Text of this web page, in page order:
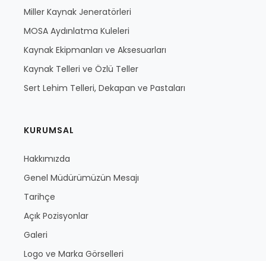
Miller Kaynak Jeneratörleri
MOSA Aydınlatma Kuleleri
Kaynak Ekipmanları ve Aksesuarları
Kaynak Telleri ve Özlü Teller
Sert Lehim Telleri, Dekapan ve Pastaları
KURUMSAL
Hakkımızda
Genel Müdürümüzün Mesajı
Tarihçe
Açık Pozisyonlar
Galeri
Logo ve Marka Görselleri